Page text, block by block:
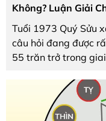
Không? Luận Giải
Tuổi 1973 Quý Sửu
câu hỏi đang được
55 trăn trở trong
vận hạn phong